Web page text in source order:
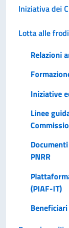
Iniziativa dei
Lotta alle
Relazioni
Iniziative
Linee
PNRR
(PIAF-IT)